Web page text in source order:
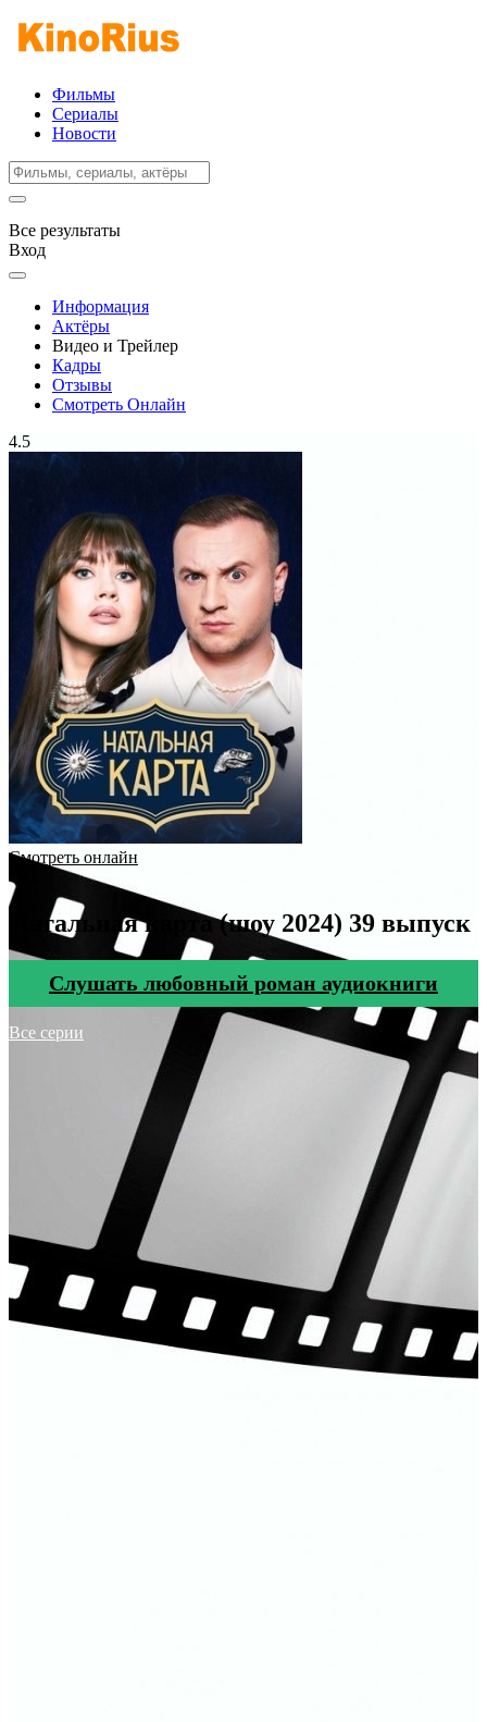
Фильмы
Сериалы
Новости
Все результаты
Вход
Информация
Актёры
Видео и Трейлер
Кадры
Отзывы
Смотреть Онлайн
4.5
Смотреть онлайн
Натальная карта (шоу 2024) 39 выпуск
Cлушать любовный роман аудиокниги
Все серии